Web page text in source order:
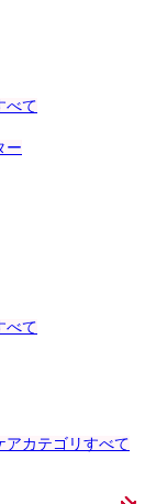
べて
ー
べて
アカテゴリすべて